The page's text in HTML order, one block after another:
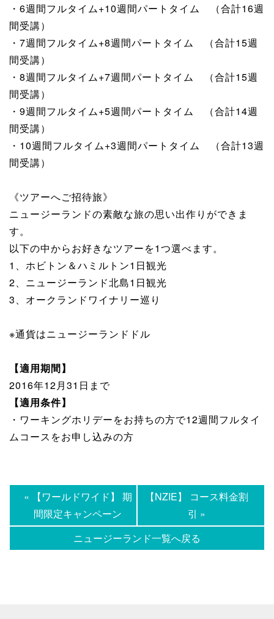
・6週間フルタイム+10週間パートタイム （合計16週
間受講）
・7週間フルタイム+8週間パートタイム （合計15週
間受講）
・8週間フルタイム+7週間パートタイム （合計15週
間受講）
・9週間フルタイム+5週間パートタイム （合計14週
間受講）
・10週間フルタイム+3週間パートタイム （合計13週
間受講）
《ツアーへご招待旅》
ニュージーランドの素敵な旅の思い出作りができま
す。
以下の中からお好きなツアーを1つ選べます。
1、ホビトン＆ハミルトン1日観光
2、ニュージーランド北島1日観光
3、オークランドワイナリー巡り
※通貨はニュージーランドドル
【適用期間】
2016年12月31日まで
【適用条件】
・ワーキングホリデーをお持ちの方で12週間フルタイ
ムコースをお申し込みの方
« 【ワールドワイド】 期
間限定キャンペーン
ニュージーランド一覧へ戻る
【NZIE】 コース料金割
引 »